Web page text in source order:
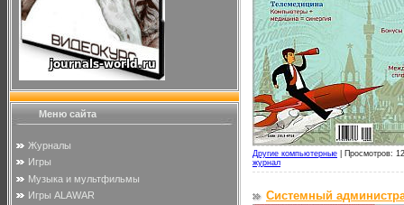
Меню сайта
Журналы
Игры
Музыка и мультфильмы
Игры ALAWAR
Другие компьютерные
Просмотров:
журнал
Системный